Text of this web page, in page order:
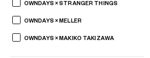
OWNDAYS × STRANGER THINGS
OWNDAYS × MELLER
OWNDAYS × MAKIKO TAKIZAWA